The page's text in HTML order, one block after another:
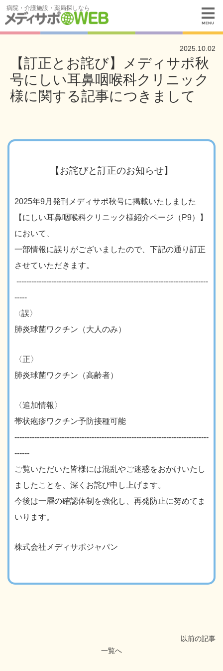
病院・介護施設・薬局探しなら
2025.10.02
【訂正とお詫び】メディサポ秋
号にしい耳鼻咽喉科クリニック
様に関する記事につきまして
【お詫びと訂正のお知らせ】
2025年9月発刊メディサポ秋号に掲載いたしました
【にしい耳鼻咽喉科クリニック様紹介ページ（ P9）】
において、
一部情報に誤りがございましたので、下記の通り訂正
させていただきます。
-----------------------------------------------------------------------------
-----
〈誤〉
肺炎球菌ワクチン（大人のみ）
〈正〉
肺炎球菌ワクチン（高齢者）
〈追加情報〉
帯状疱疹ワクチン予防接種可能
------------------------------------------------------------------------------
------
ご覧いただいた皆様には混乱やご迷惑をおかけいたし
ましたことを、深くお詫び申し上げます。
今後は一層の確認体制を強化し、再発防止に努めてま
いります。
株式会社メディサポジャパン
以前の記事
一覧へ